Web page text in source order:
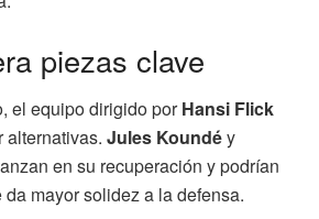
piezas clave
el equipo dirigido porHansi Flick
alternativas. Jules Koundéy
en su recuperación y podrían
mayor solidez a la defensa.